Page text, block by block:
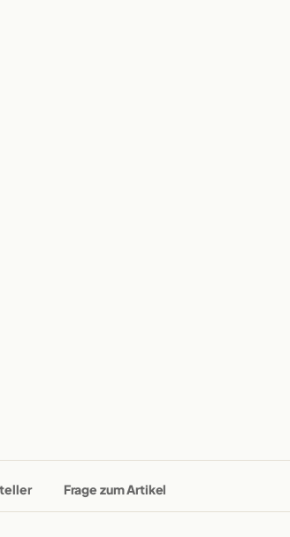
Frage zum Artikel